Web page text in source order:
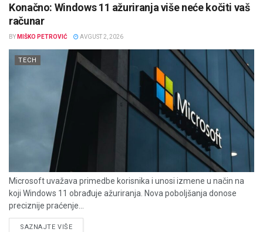
Konačno: Windows 11 ažuriranja više neće kočiti vaš
računar
BY MIŠKO PETROVIĆ AVGUST 2, 2026
TECH
Microsoft uvažava primedbe korisnika i unosi izmene u način na
koji Windows 11 obrađuje ažuriranja. Nova poboljšanja donose
preciznije praćenje...
SAZNAJTE VIŠEDETAILS